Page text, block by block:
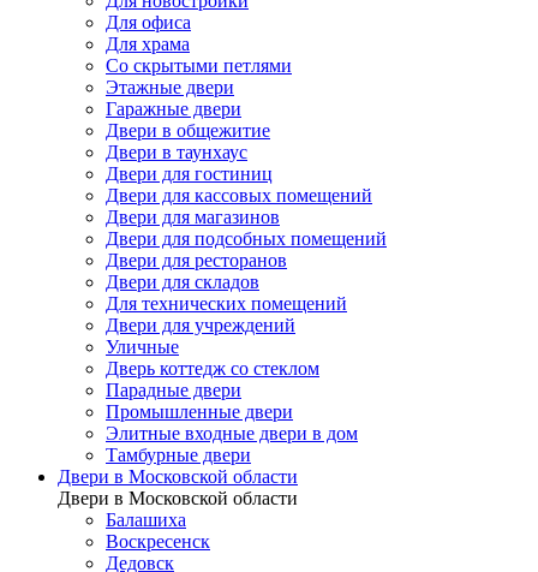
Для офиса
Для храма
Со скрытыми петлями
Этажные двери
Гаражные двери
Двери в общежитие
Двери в таунхаус
Двери для гостиниц
Двери для кассовых помещений
Двери для магазинов
Двери для подсобных помещений
Двери для ресторанов
Двери для складов
Для технических помещений
Двери для учреждений
Уличные
Дверь коттедж со стеклом
Парадные двери
Промышленные двери
Элитные входные двери в дом
Тамбурные двери
Двери в Московской области
Двери в Московской области
Балашиха
Воскресенск
Дедовск